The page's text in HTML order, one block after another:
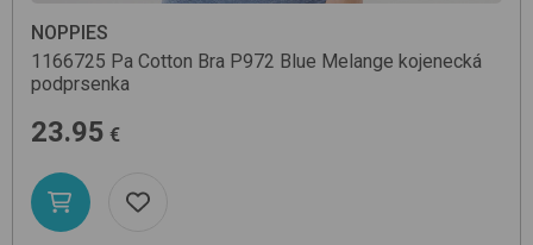
NOPPIES
1166725 Pa Cotton Bra P972 Blue Melange kojenecká
podprsenka
23.95 €